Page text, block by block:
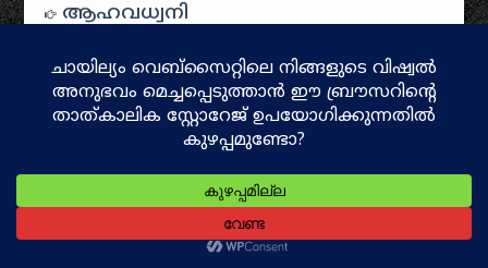
ആഹവധ്വനി
വിക്കിഡാറ്റയുടെ
അനന്തസാദ്ധ്യതകള്‍
അപരനാമങ്ങൾ
അഹല്യ
ഓര്‍മ്മകളുടെ ഓണം